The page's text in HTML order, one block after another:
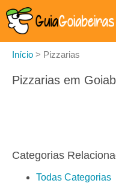
Início > Pizzarias
Pizzarias em
Categorias
Todas Categorias